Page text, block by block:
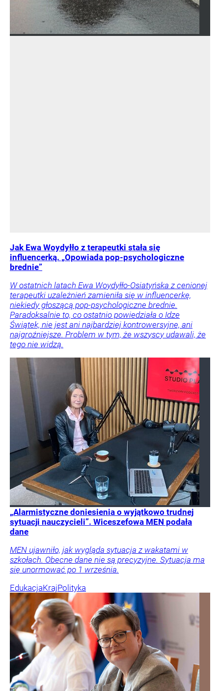
Jak Ewa Woydyłło z terapeutki stała się
influencerką. „Opowiada pop-psychologiczne
brednie”
W ostatnich latach Ewa Woydyłło-Osiatyńska z cenionej
terapeutki uzależnień zamieniła się w influencerkę,
niekiedy głoszącą pop-psychologiczne brednie.
Paradoksalnie to, co ostatnio powiedziała o Idze
Świątek, nie jest ani najbardziej kontrowersyjne, ani
najgroźniejsze. Problem w tym, że wszyscy udawali, że
tego nie widzą.
„Alarmistyczne doniesienia o wyjątkowo trudnej
sytuacji nauczycieli”. Wiceszefowa MEN podała
dane
MEN ujawniło, jak wygląda sytuacja z wakatami w
szkołach. Obecne dane nie są precyzyjne. Sytuacja ma
się unormować po 1 września.
EdukacjaKrajPolityka